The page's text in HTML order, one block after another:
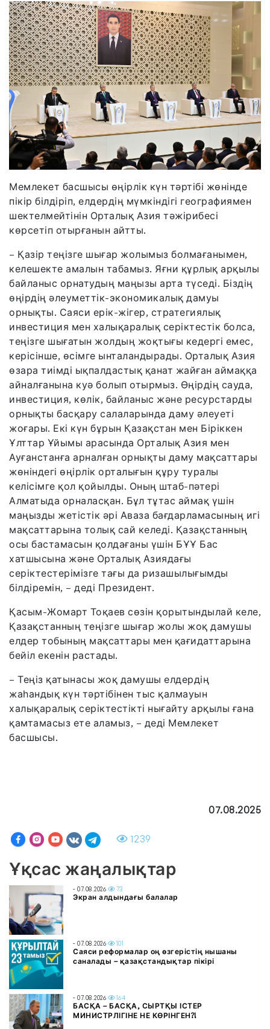
Мемлекет басшысы өңірлік күн тәртібі жөнінде
пікір білдіріп, елдердің мүмкіндігі географиямен
шектелмейтінін Орталық Азия тәжірибесі
көрсетіп отырғанын айтты.
– Қазір теңізге шығар жолымыз болмағанымен,
келешекте амалын табамыз. Яғни құрлық арқылы
байланыс орнатудың маңызы арта түседі. Біздің
өңірдің әлеуметтік-экономикалық дамуы
орнықты. Саяси ерік-жігер, стратегиялық
инвестиция мен халықаралық серіктестік болса,
теңізге шығатын жолдың жоқтығы кедергі емес,
керісінше, өсімге ынталандырады. Орталық Азия
өзара тиімді ықпалдастық қанат жайған аймаққа
айналғанына куә болып отырмыз. Өңірдің сауда,
инвестиция, көлік, байланыс және ресурстарды
орнықты басқару салаларында даму әлеуеті
жоғары. Екі күн бұрын Қазақстан мен Біріккен
Ұлттар Ұйымы арасында Орталық Азия мен
Ауғанстанға арналған орнықты даму мақсаттары
жөніндегі өңірлік орталығын құру туралы
келісімге қол қойылды. Оның штаб-пәтері
Алматыда орналасқан. Бұл тұтас аймақ үшін
маңызды жетістік әрі Аваза бағдарламасының игі
мақсаттарына толық сай келеді. Қазақстанның
осы бастамасын қолдағаны үшін БҰҰ Бас
хатшысына және Орталық Азиядағы
серіктестерімізге тағы да ризашылығымды
білдіремін, – деді Президент.
Қасым-Жомарт Тоқаев сөзін қорытындылай келе,
Қазақстанның теңізге шығар жолы жоқ дамушы
елдер тобының мақсаттары мен қағидаттарына
бейіл екенін растады.
– Теңіз қатынасы жоқ дамушы елдердің
жаһандық күн тәртібінен тыс қалмауын
халықаралық серіктестікті нығайту арқылы ғана
қамтамасыз ете аламыз, – деді Мемлекет
басшысы.
07.08.2025
1239
Ұқсас жаңалықтар
- 07.08.2026 73
Экран алдындағы балалар
- 07.08.2026 101
Саяси реформалар оң өзгерістің нышаны
саналады – қазақстандықтар пікірі
- 07.08.2026 164
БАСҚА – БАСҚА, СЫРТҚЫ ІСТЕР
МИНИСТРЛІГІНЕ НЕ КӨРІНГЕН?!